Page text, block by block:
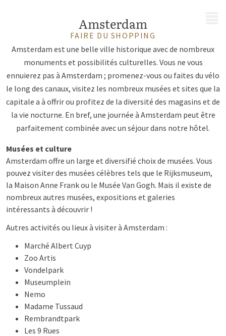
Amsterdam
FAIRE DU SHOPPING
Amsterdam est une belle ville historique avec de nombreux
monuments et possibilités culturelles. Vous ne vous
ennuierez pas à Amsterdam ; promenez-vous ou faites du vélo
le long des canaux, visitez les nombreux musées et sites que la
capitale a à offrir ou profitez de la diversité des magasins et de
la vie nocturne. En bref, une journée à Amsterdam peut être
parfaitement combinée avec un séjour dans notre hôtel.
Musées et culture
Amsterdam offre un large et diversifié choix de musées. Vous
pouvez visiter des musées célèbres tels que le Rijksmuseum,
la Maison Anne Frank ou le Musée Van Gogh. Mais il existe de
nombreux autres musées, expositions et galeries
intéressants à découvrir !
Autres activités ou lieux à visiter à Amsterdam :
Marché Albert Cuyp
Zoo Artis
Vondelpark
Museumplein
Nemo
Madame Tussaud
Rembrandtpark
Les 9 Rues